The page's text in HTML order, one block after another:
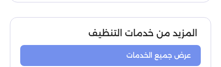
المزيد من خدمات التنظيف
عرض جميع الخدمات